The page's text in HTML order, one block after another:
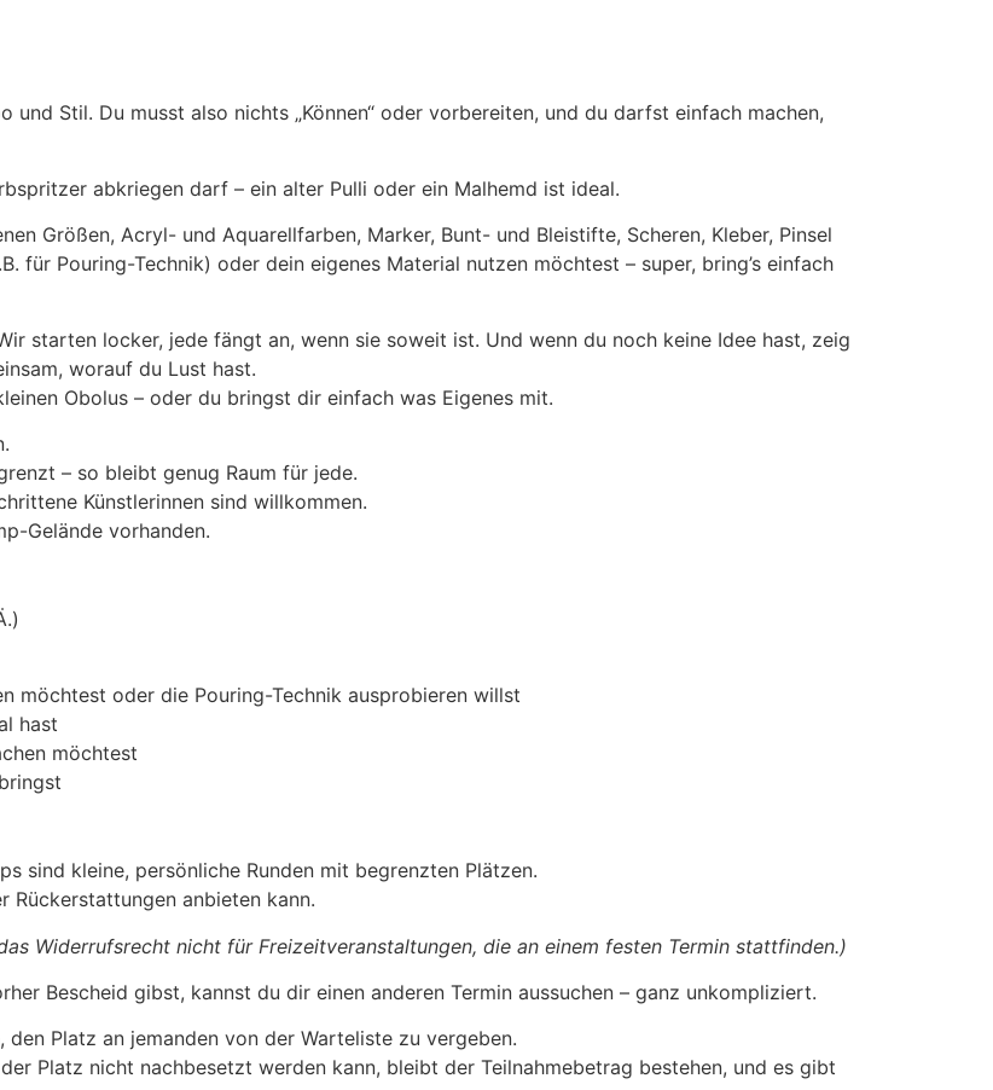
Stil. Du musst also nichts „Können“ oder vorbereiten, und du darfst einfach machen,
abkriegen darf – ein alter Pulli oder ein Malhemd ist ideal.
Größen, Acryl- und Aquarellfarben, Marker, Bunt- und Bleistifte, Scheren, Kleber, Pinsel
für Pouring-Technik) oder dein eigenes Material nutzen möchtest – super, bring’s einfach
starten locker, jede fängt an, wenn sie soweit ist. Und wenn du noch keine Idee hast, zeig
worauf du Lust hast.
Obolus – oder du bringst dir einfach was Eigenes mit.
– so bleibt genug Raum für jede.
Künstlerinnen sind willkommen.
Gelände vorhanden.
möchtest oder die Pouring-Technik ausprobieren willst
hast
möchtest
sind kleine, persönliche Runden mit begrenzten Plätzen.
Rückerstattungen anbieten kann.
Widerrufsrecht nicht für Freizeitveranstaltungen, die an einem festen Termin stattfinden.)
Bescheid gibst, kannst du dir einen anderen Termin aussuchen – ganz unkompliziert.
Platz an jemanden von der Warteliste zu vergeben.
Platz nicht nachbesetzt werden kann, bleibt der Teilnahmebetrag bestehen, und es gibt